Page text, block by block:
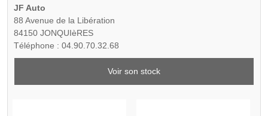
JF Auto
88 Avenue de la Libération
84150 JONQUIèRES
Téléphone : 04.90.70.32.68
Voir son stock